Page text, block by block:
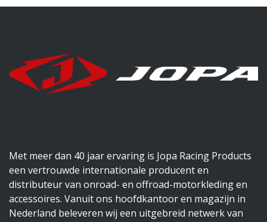
Met meer dan 40 jaar ervaring is Jopa Racing Products
een vertrouwde internationale producent en
distributeur van onroad- en offroad-motorkleding en
accessoires. Vanuit ons hoofdkantoor en magazijn in
Nederland beleveren wij een uitgebreid netwerk van